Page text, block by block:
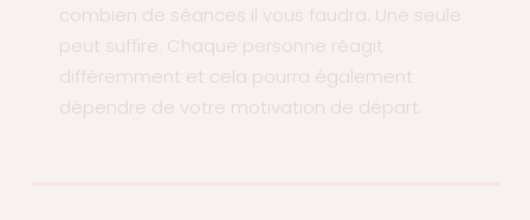
combien de séances il vous faudra. Une seule
peut suffire. Chaque personne réagit
différemment et cela pourra également
dépendre de votre motivation de départ.